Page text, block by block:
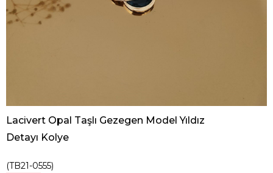
Lacivert Opal Taşlı Gezegen Model Yıldız
Detayı Kolye
(TB21-0555)